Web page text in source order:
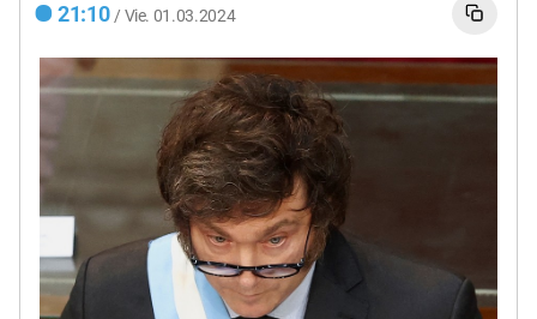
21:10 / Vie. 01.03.2024